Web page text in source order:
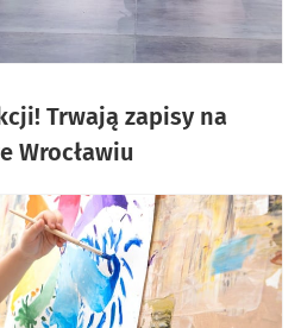
Trwają zapisy na
Wrocławiu